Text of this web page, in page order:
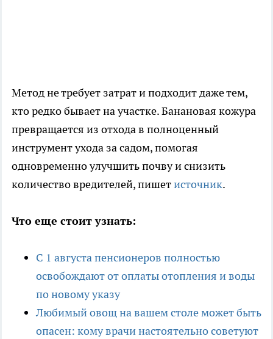
Метод не требует затрат и подходит даже тем,
кто редко бывает на участке. Банановая кожура
превращается из отхода в полноценный
инструмент ухода за садом, помогая
одновременно улучшить почву и снизить
количество вредителей, пишетисточник.
Что еще стоит узнать:
С 1 августа пенсионеров полностью
освобождают от оплаты отопления и воды
по новому указу
Любимый овощ на вашем столе может быть
опасен: кому врачи настоятельно советуют